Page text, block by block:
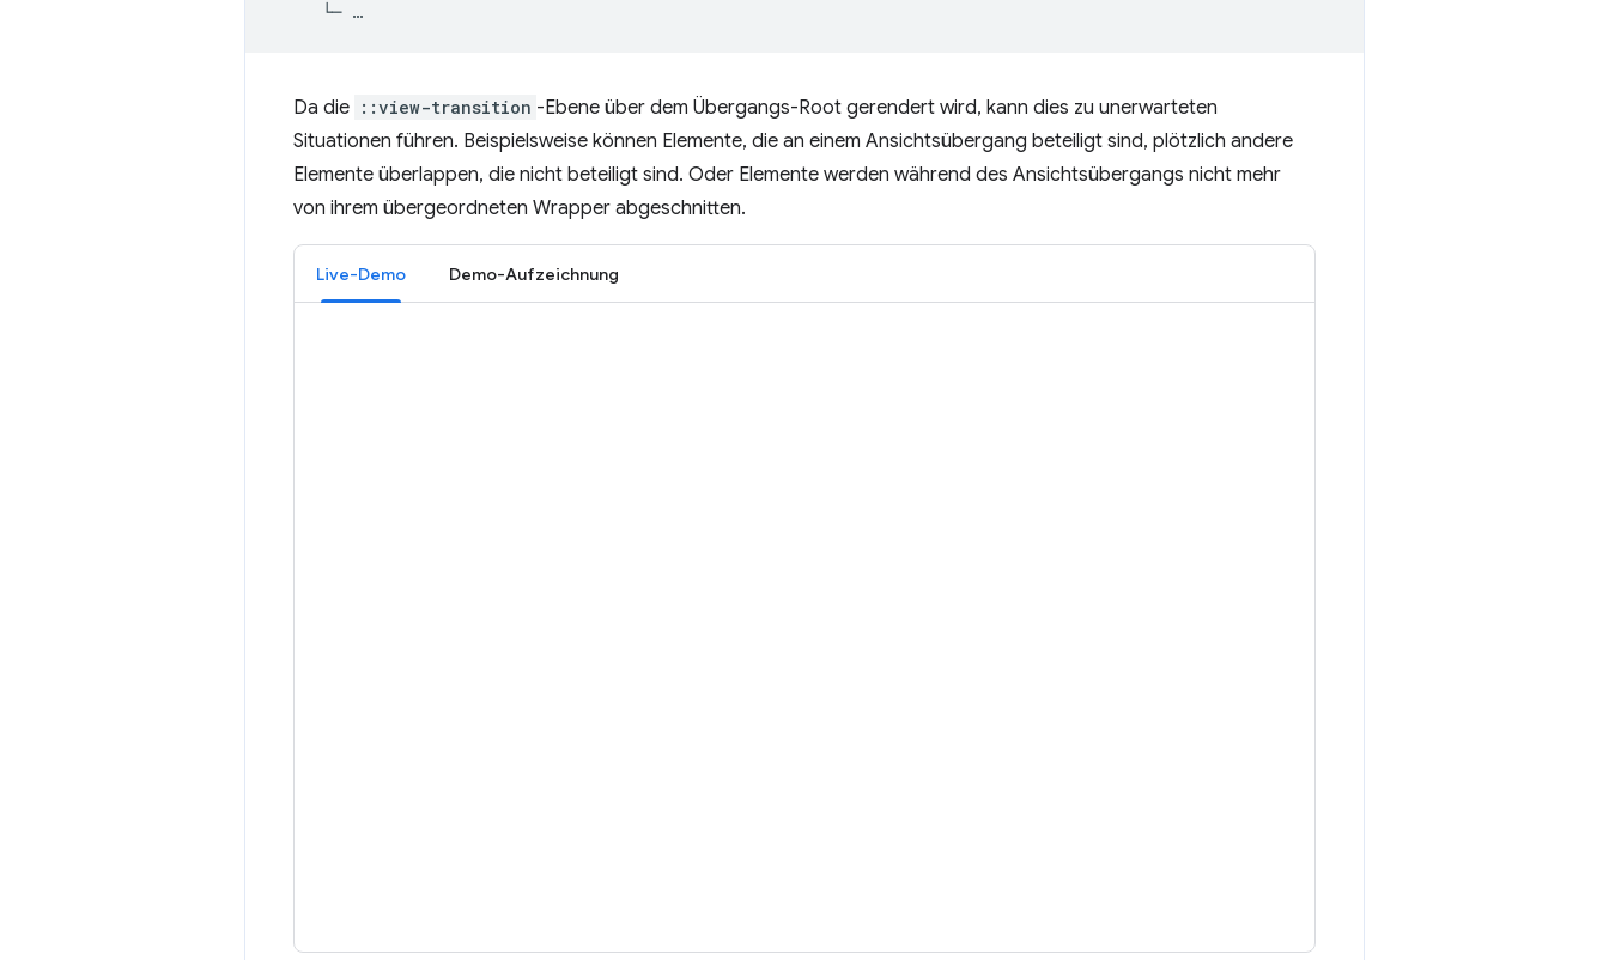
Da die ::view-transition -Ebene über dem Übergangs-Root gerendert wird, kann dies zu unerwarteten
Situationen führen. Beispielsweise können Elemente, die an einem Ansichtsübergang beteiligt sind, plötzlich andere
Elemente überlappen, die nicht beteiligt sind. Oder Elemente werden während des Ansichtsübergangs nicht mehr
von ihrem übergeordneten Wrapper abgeschnitten.
Live-Demo Demo-Aufzeichnung